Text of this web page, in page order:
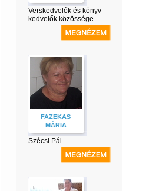
Verskedvelők és könyv
kedvelők közössége
FAZEKAS
MÁRIA
Szécsi Pál